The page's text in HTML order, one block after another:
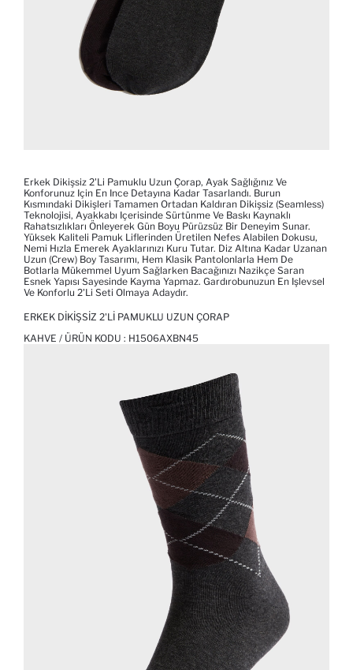
Erkek Dikişsiz 2'li Pamuklu Uzun Çorap, Ayak Sağlığınız Ve
Konforunuz Için En Ince Detayına Kadar Tasarlandı. Burun
Kısmındaki Dikişleri Tamamen Ortadan Kaldıran Dikişsiz (seamless)
Teknolojisi, Ayakkabı Içerisinde Sürtünme Ve Baskı Kaynaklı
Rahatsızlıkları Önleyerek Gün Boyu Pürüzsüz Bir Deneyim Sunar.
Yüksek Kaliteli Pamuk Liflerinden Üretilen Nefes Alabilen Dokusu,
Nemi Hızla Emerek Ayaklarınızı Kuru Tutar. Diz Altına Kadar Uzanan
Uzun (crew) Boy Tasarımı, Hem Klasik Pantolonlarla Hem De
Botlarla Mükemmel Uyum Sağlarken Bacağınızı Nazikçe Saran
Esnek Yapısı Sayesinde Kayma Yapmaz. Gardırobunuzun En Işlevsel
Ve Konforlu 2'li Seti Olmaya Adaydır.
ERKEK DIKIŞSIZ 2'LI PAMUKLU UZUN ÇORAP
KAHVE / ÜRÜN KODU : H1506AXBN45